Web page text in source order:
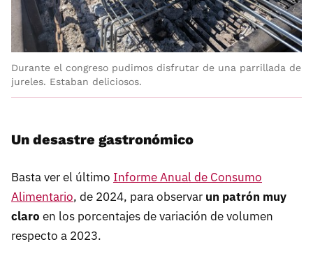
Durante el congreso pudimos disfrutar de una parrillada de
jureles. Estaban deliciosos.
Un desastre gastronómico
Basta ver el último Informe Anual de Consumo
Alimentario, de 2024, para observar un patrón muy
claro en los porcentajes de variación de volumen
respecto a 2023.